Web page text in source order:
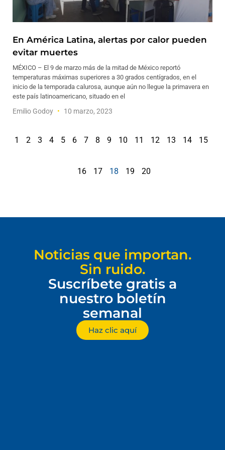
En América Latina, alertas por calor pueden
evitar muertes
MÉXICO – El 9 de marzo más de la mitad de México reportó
temperaturas máximas superiores a 30 grados centígrados, en el
inicio de la temporada calurosa, aunque aún no llegue la primavera en
este país latinoamericano, situado en el
Emilio Godoy 10 marzo, 2023
1 2 3 4 5 6 7 8 9 10 11 12 13 14 15
16 17 18 19 20
Noticias que importan.
Sin ruido.
Suscríbete gratis a
nuestro boletín
semanal
Haz clic aquí